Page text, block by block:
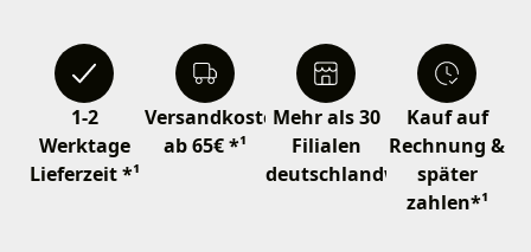
1-2
Werktage
Lieferzeit *¹
Versandkostenfrei
ab 65€ *¹
Mehr als 30
Filialen
deutschlandweit
Kauf auf
Rechnung &
später
zahlen*¹